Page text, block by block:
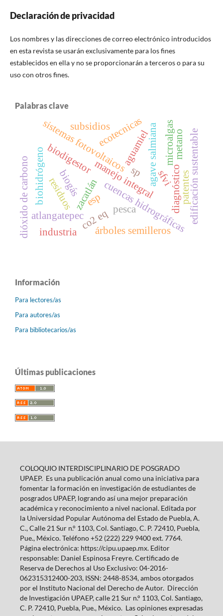
Declaración de privacidad
Los nombres y las direcciones de correo electrónico introducidos
en esta revista se usarán exclusivamente para los fines
establecidos en ella y no se proporcionarán a terceros o para su
uso con otros fines.
Palabras clave
agave salmiana
aguamiel
zacatlánmanejo integral
cuencas hidrográficas
atlangatepec
sistemas fotovoltaicos
dióxido de carbono sp
esp
sfvi
árboles semilleros
pesca
residuos edificación sustentable
ecotecnicas
diagnóstico
biogás
biohidrógeno
microalgas
co2 eq
biodigestor metano
industria
subsidios
patentes
Información
Para lectores/as
Para autores/as
Para bibliotecarios/as
Últimas publicaciones
COLOQUIO INTERDISCIPLINARIO DE POSGRADO
UPAEP. Es una publicación anual como una iniciativa para
fomentar la formación en investigación de estudiantes de
posgrados UPAEP, logrando así una mejor preparación
académica y reconocimiento a nivel nacional. Editada por
la Universidad Popular Autónoma del Estado de Puebla, A.
C., Calle 21 Sur n.° 1103, Col. Santiago, C. P. 72410, Puebla,
Pue., México. Teléfono +52 (222) 229 9400 ext. 7764.
Página electrónica: https://cipu.upaep.mx. Editor
responsable: Daniel Espinosa Freyre. Certificado de
Reserva de Derechos al Uso Exclusivo: 04-2016-
062315312400-203, ISSN: 2448-8534, ambos otorgados
por el Instituto Nacional del Derecho de Autor. Dirección
de Investigación UPAEP, calle 21 Sur n.° 1103, Col. Santiago,
C. P. 72410, Puebla, Pue., México. Las opiniones expresadas